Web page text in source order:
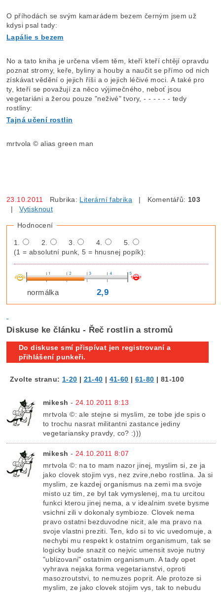
O příhodách se svým kamarádem bezem černým jsem už
kdysi psal tady:
Lapálie s bezem
No a tato kniha je určena všem těm, kteří kteří chtějí opravdu
poznat stromy, keře, byliny a houby a naučit se přímo od nich
získávat vědění o jejich říši a o jejich léčivé moci. A také pro
ty, kteří se považují za něco výjimečného, neboť jsou
vegetariáni a žerou pouze "neživé" tvory, - - - - - - tedy
rostliny:
Tajná učení rostlin
mrtvola © alias green man
23.10.2011 Rubrika: Literární fabrika | Komentářů: 103
|Vytisknout
Hodnocení
1. 2. 3. 4.
5.
(1 = absolutní punk, 5 = hnusnej popík):
normálka 2,9
Diskuse ke článku - Řeč rostlin a stromů
Do diskuse smí přispívat jen registrovaní a
přihlášení punkeři.
Zvolte stranu: 1-20 | 21-40 | 41-60 | 61-80 | 81-100
mikesh - 24.10.2011 8:13
mrtvola ©: ale stejne si myslim, ze tobe jde spis o
to trochu nasrat militantni zastance jediny
vegetariansky pravdy, co? :)))
mikesh - 24.10.2011 8:07
mrtvola ©: na to mam nazor jinej, myslim si, ze ja
jako clovek stojim vys, nez zvire,nebo rostlina. Ja si
myslim, ze kazdej organismus na zemi ma svoje
misto uz tim, ze byl tak vymyslenej, ma tu urcitou
funkci kterou jinej nema, a v idealnim svete bysme
vsichni zili v dokonaly symbioze. Clovek nema
pravo ostatni bezduvodne nicit, ale ma pravo na
svoje vlastni preziti. Ten, kdo si to vic uvedomuje, a
nechybi mu respekt k ostatnim organismum, tak se
logicky bude snazit co nejvic umensit svoje nutny
"ublizovani" ostatnim organismum. A tady opet
vyhrava nejaka forma vegetarianstvi, oproti
masozroutstvi, to nemuzes poprit. Ale protoze si
myslim, ze jako clovek stojim vys, tak to nebudu